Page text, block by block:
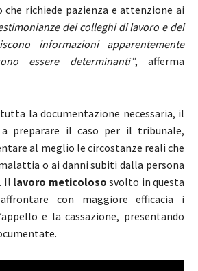
che richiede pazienza e attenzione ai
dei colleghi di lavoro e dei
informazioni apparentemente
essere determinanti”, afferma
la documentazione necessaria, il
preparare il caso per il tribunale,
al meglio le circostanze reali che
o ai danni subiti dalla persona
Il lavoro meticoloso svolto in questa
con maggiore efficacia i
e la cassazione, presentando